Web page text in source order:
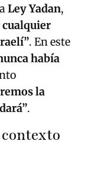
Ley Yadan,
cualquier
. En este
había
la
.